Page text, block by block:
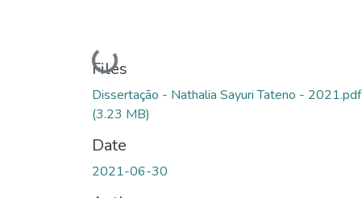
Loading...
Files
Dissertação - Nathalia Sayuri Tateno - 2021.pdf
(3.23 MB)
Date
2021-06-30